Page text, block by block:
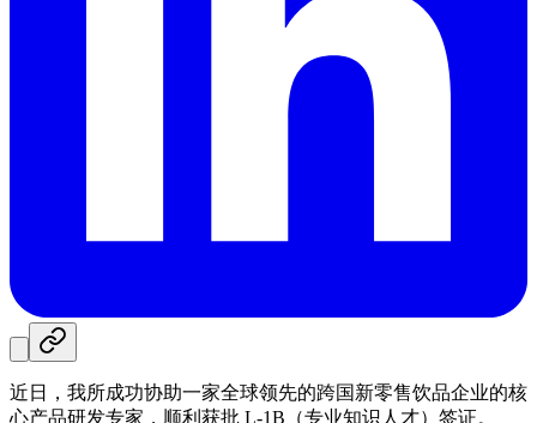
近日，我所成功协助一家全球领先的跨国新零售饮品企业的核
心产品研发专家，顺利获批 L-1B（专业知识人才）签证。